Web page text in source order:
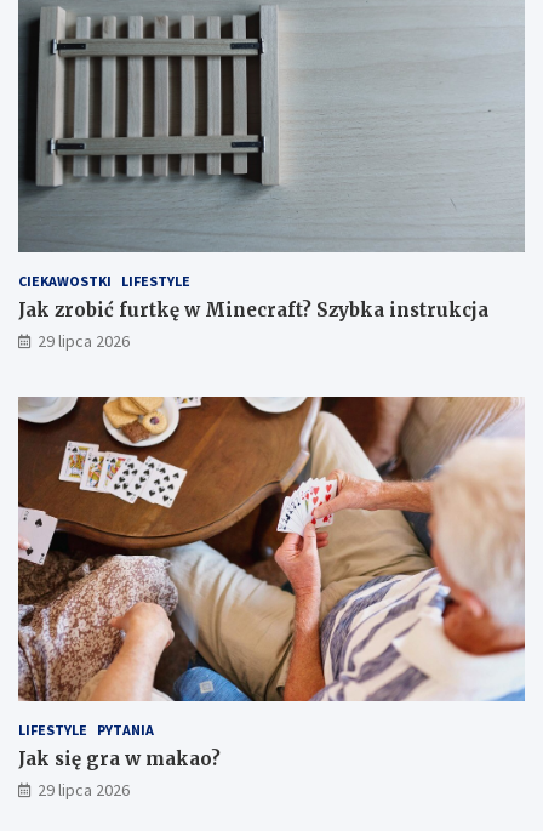
CIEKAWOSTKI LIFESTYLE
Jak zrobić furtkę w Minecraft? Szybka instrukcja
29 lipca 2026
LIFESTYLE PYTANIA
Jak się gra w makao?
29 lipca 2026